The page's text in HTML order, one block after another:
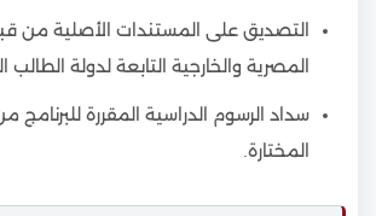
التصديق على المستندات الأصلية من
المصرية والخارجية التابعة لدولة الطالب
سداد الرسوم الدراسية المقررة
المختارة.